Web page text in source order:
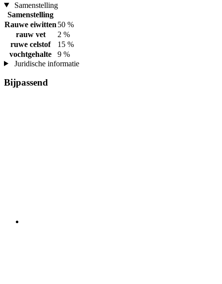
Samenstelling
Samenstelling
Rauwe eiwitten 50 %
rauw vet
2 %
ruwe celstof
15 %
vochtgehalte
9 %
Juridische informatie
Bijpassend